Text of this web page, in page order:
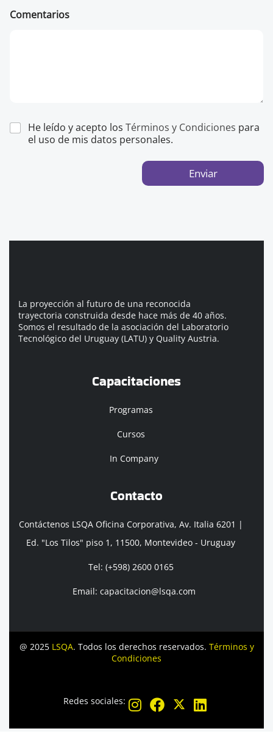
Comentarios
He leído y acepto los Términos y Condiciones para
el uso de mis datos personales.
Enviar
La proyección al futuro de una reconocida
trayectoria construida desde hace más de 40 años.
Somos el resultado de la asociación del Laboratorio
Tecnológico del Uruguay (LATU) y Quality Austria.
Capacitaciones
Programas
Cursos
In Company
Contacto
Contáctenos LSQA Oficina Corporativa, Av. Italia 6201 |
Ed. "Los Tilos" piso 1, 11500, Montevideo - Uruguay
Tel: (+598) 2600 0165
Email: capacitacion@lsqa.com
@ 2025 LSQA. Todos los derechos reservados. Términos y
Condiciones
Redes sociales: